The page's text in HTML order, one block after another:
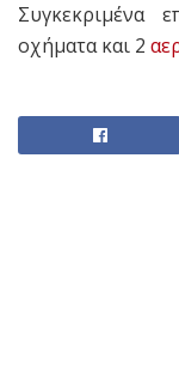
Συγκεκριμένα
οχήματα και 2